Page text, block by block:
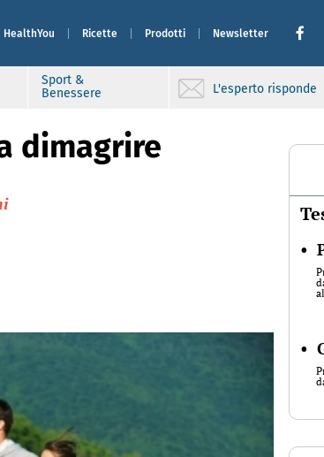
HealthYou Ricette Prodotti Newsletter
Sport &
Benessere
L'esperto risponde
dimagrire
•
•